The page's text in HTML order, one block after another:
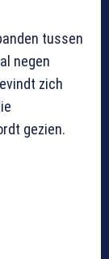
tussen
negen
zich
gezien.